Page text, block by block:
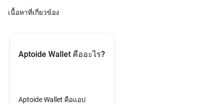
เนื้อหาที่เกี่ยวข้อง
Aptoide Wallet คืออะไร?
Aptoide Wallet คือแอป